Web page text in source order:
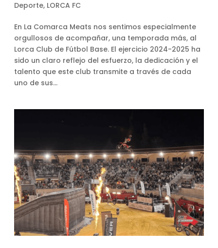
Deporte, LORCA FC
En La Comarca Meats nos sentimos especialmente
orgullosos de acompañar, una temporada más, al
Lorca Club de Fútbol Base. El ejercicio 2024-2025 ha
sido un claro reflejo del esfuerzo, la dedicación y el
talento que este club transmite a través de cada
uno de sus...